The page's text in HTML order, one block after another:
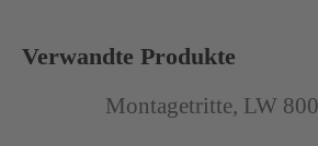
Produktgalerie überspringen
Verwandte Produkte
Montagetritte, LW